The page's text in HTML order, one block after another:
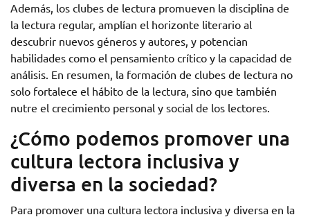
Además, los clubes de lectura promueven la disciplina de
la lectura regular, amplían el horizonte literario al
descubrir nuevos géneros y autores, y potencian
habilidades como el pensamiento crítico y la capacidad de
análisis. En resumen, la formación de clubes de lectura no
solo fortalece el hábito de la lectura, sino que también
nutre el crecimiento personal y social de los lectores.
¿Cómo podemos promover una
cultura lectora inclusiva y
diversa en la sociedad?
Para promover una cultura lectora inclusiva y diversa en la